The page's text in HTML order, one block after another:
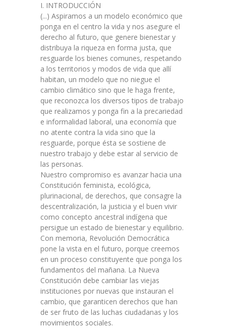
I. INTRODUCCIÓN
(...) Aspiramos a un modelo económico que
ponga en el centro la vida y nos asegure el
derecho al futuro, que genere bienestar y
distribuya la riqueza en forma justa, que
resguarde los bienes comunes, respetando
a los territorios y modos de vida que allí
habitan, un modelo que no niegue el
cambio climático sino que le haga frente,
que reconozca los diversos tipos de trabajo
que realizamos y ponga fin a la precariedad
e informalidad laboral, una economía que
no atente contra la vida sino que la
resguarde, porque ésta se sostiene de
nuestro trabajo y debe estar al servicio de
las personas.
Nuestro compromiso es avanzar hacia una
Constitución feminista, ecológica,
plurinacional, de derechos, que consagre la
descentralización, la justicia y el buen vivir
como concepto ancestral indígena que
persigue un estado de bienestar y equilibrio.
Con memoria, Revolución Democrática
pone la vista en el futuro, porque creemos
en un proceso constituyente que ponga los
fundamentos del mañana. La Nueva
Constitución debe cambiar las viejas
instituciones por nuevas que instauran el
cambio, que garanticen derechos que han
de ser fruto de las luchas ciudadanas y los
movimientos sociales.